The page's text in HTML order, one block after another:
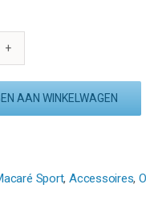
AAN WINKELWAGEN
Sport, Accessoires,